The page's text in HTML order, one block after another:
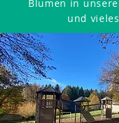
Blumen in
und